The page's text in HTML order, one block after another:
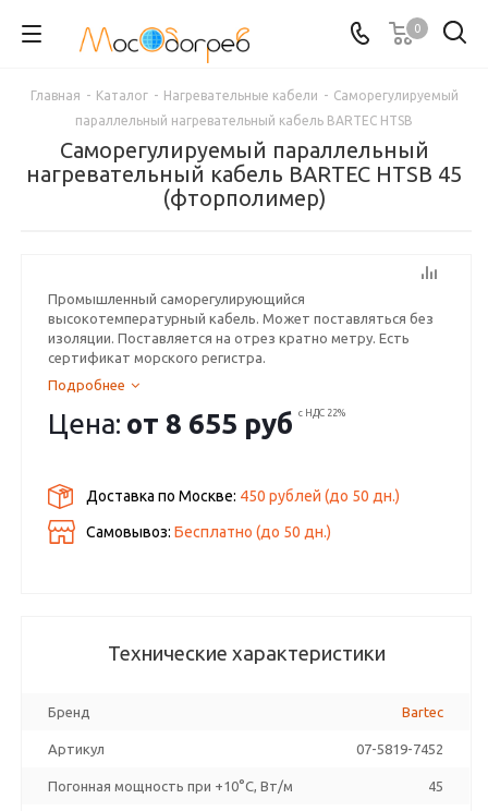
0
Главная - Каталог - Нагревательные кабели - Саморегулируемый
параллельный нагревательный кабель BARTEC HTSB
Саморегулируемый параллельный
нагревательный кабель BARTEC HTSB 45
(фторполимер)
Промышленный саморегулирующийся
высокотемпературный кабель. Может поставляться без
изоляции. Поставляется на отрез кратно метру. Есть
сертификат морского регистра.
Подробнее
Цена: от 8 655 руб с НДС 22%
Доставка по Москве: 450 рублей (до 50 дн.)
Самовывоз:Бесплатно (до 50 дн.)
Технические характеристики
Бренд Bartec
Артикул 07-5819-7452
Погонная мощность при +10°С, Вт/м 45